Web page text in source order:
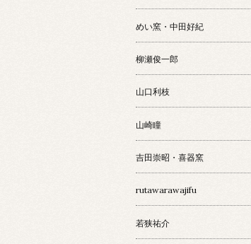
めい窯・中田好紀
柳瀬俊一郎
山口利枝
山崎瞳
吉田崇昭・喜器窯
rutawarawajifu
若狭祐介